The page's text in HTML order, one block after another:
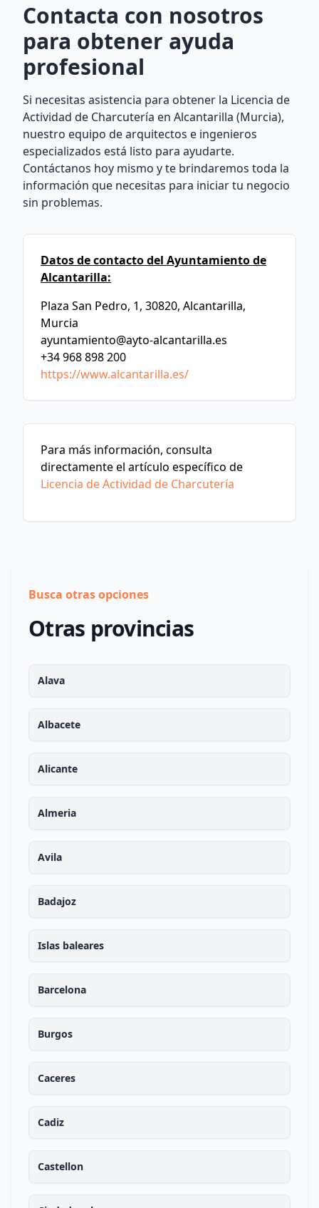
Contacta con nosotros
para obtener ayuda
profesional
Si necesitas asistencia para obtener la Licencia de
Actividad de Charcutería en Alcantarilla (Murcia),
nuestro equipo de arquitectos e ingenieros
especializados está listo para ayudarte.
Contáctanos hoy mismo y te brindaremos toda la
información que necesitas para iniciar tu negocio
sin problemas.
Datos de contacto del Ayuntamiento de
Alcantarilla:
Plaza San Pedro, 1, 30820, Alcantarilla,
Murcia
ayuntamiento@ayto-alcantarilla.es
+34 968 898 200
https://www.alcantarilla.es/
Para más información, consulta
directamente el artículo específico de
Licencia de Actividad de Charcutería
Busca otras opciones
Otras provincias
Alava
Albacete
Alicante
Almeria
Avila
Badajoz
Islas baleares
Barcelona
Burgos
Caceres
Cadiz
Castellon